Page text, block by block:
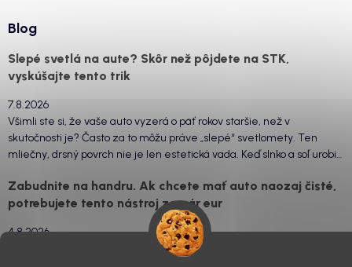
Blog
Slepé svetlá na aute? Skôr než pôjdete na STK,
vyskúšajte tento trik
7.8.2026
Všimli ste si, že vaše auto vyzerá o päť rokov staršie, než v
skutočnosti je? Často za to môžu práve „slepé“ svetlomety. Ten
mliečny, drsný povrch nie je len estetická vada. Keď slnko a soľ urobia
Zabudnite na handru. Ak chcete mať auto naozaj čisté,
potrebujete tento nástroj za pár eur
4.8.2026
Poznáte ten moment. Vonku svieti slnko, vy sedíte v čerstvo